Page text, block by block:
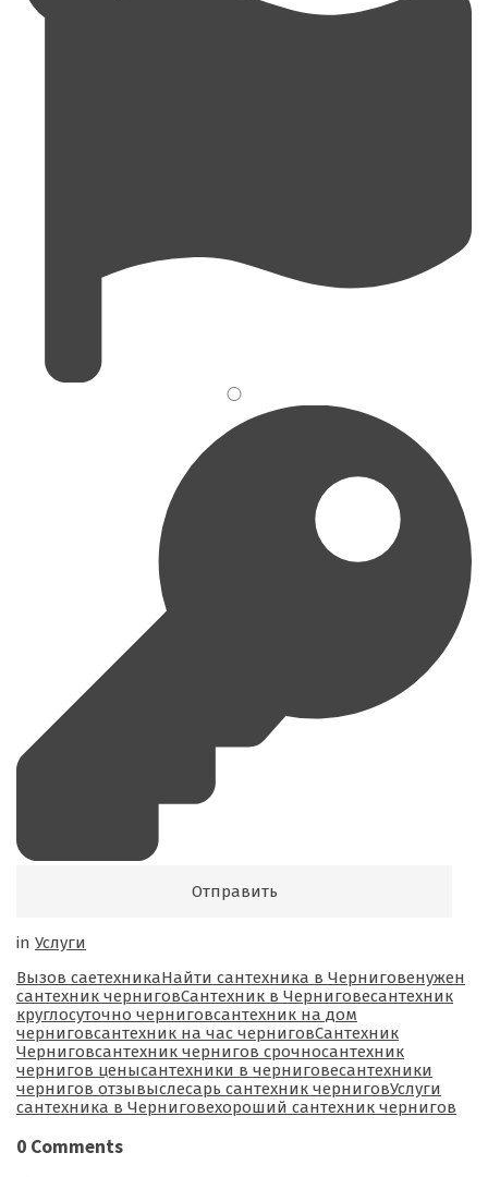
in Услуги
Tags:
Вызов саетехникаНайти сантехника в Черниговенужен
сантехник черниговСантехник в Черниговесантехник
круглосуточно черниговсантехник на дом
черниговсантехник на час черниговСантехник
Черниговсантехник чернигов срочносантехник
чернигов ценысантехники в черниговесантехники
чернигов отзывыслесарь сантехник черниговУслуги
сантехника в Черниговехороший сантехник чернигов
0 Comments